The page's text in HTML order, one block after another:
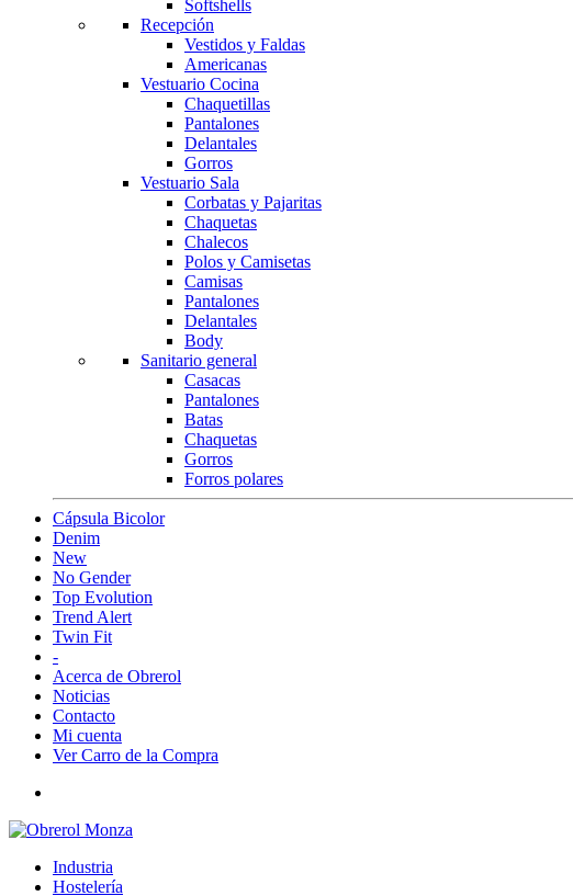
Softshells
Recepción
Vestidos y Faldas
Americanas
Vestuario Cocina
Chaquetillas
Pantalones
Delantales
Gorros
Vestuario Sala
Corbatas y Pajaritas
Chaquetas
Chalecos
Polos y Camisetas
Camisas
Pantalones
Delantales
Body
Sanitario general
Casacas
Pantalones
Batas
Chaquetas
Gorros
Forros polares
Cápsula Bicolor
Denim
New
No Gender
Top Evolution
Trend Alert
Twin Fit
-
Acerca de Obrerol
Noticias
Contacto
Mi cuenta
Ver Carro de la Compra
Industria
Hostelería